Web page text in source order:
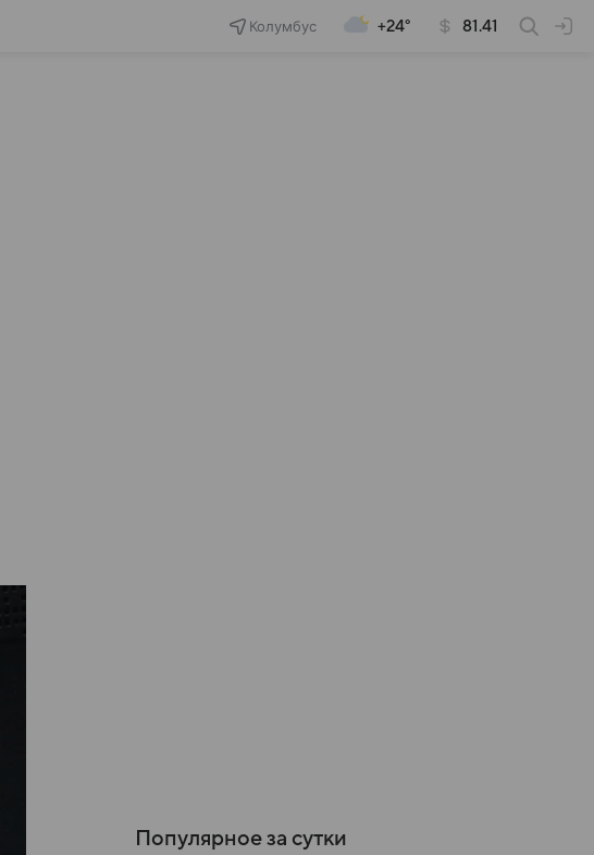
Колумбус +24° 81.41
Популярное за сутки